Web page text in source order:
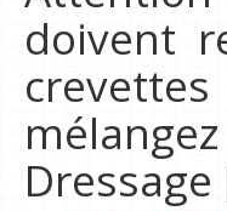
doivent
Dressage